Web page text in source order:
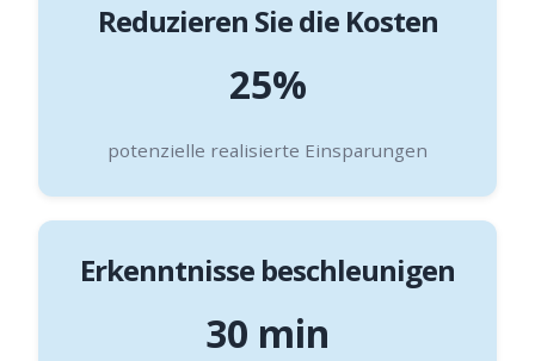
Reduzieren Sie die Kosten
25%
potenzielle realisierte Einsparungen
Erkenntnisse beschleunigen
30 min